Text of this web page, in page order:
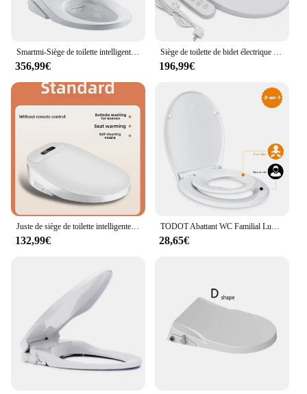
356,99€ 196,99€
132,99€ 28,65€